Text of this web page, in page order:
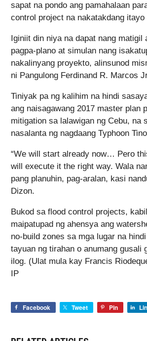
sapat na pondo ang pamahalaan
control project na nakatakdang itayo
Iginiit din niya na dapat nang matigil
pagpa-plano at simulan nang
nakalinyang proyekto, alinsunod
ni Pangulong Ferdinand R. Marcos
Tiniyak pa ng kalihim na hindi
ang naisagawang 2017 master plan
mitigation sa lalawigan ng Cebu, na
nasalanta ng nagdaang Typhoon
“We will start already now… Pero
will execute it the right way. Wala
pang planuhin, pag-aralan, kasi
Dizon.
Bukod sa flood control projects,
maipatupad ng ahensya ang
no-build zones sa mga lugar na
tayuan ng tirahan o anumang gusali
ilog. (Ulat mula kay Francis
IP
Facebook Tweet Pin